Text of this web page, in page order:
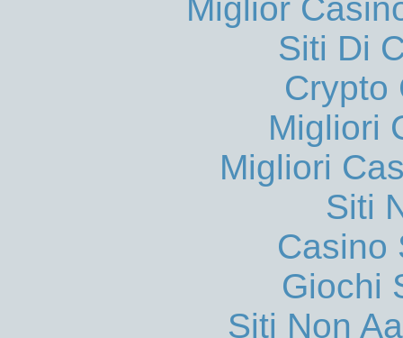
Miglior
Siti Di
Crypto
Migliori
Migliori
Siti
Casino
Giochi
Siti Non